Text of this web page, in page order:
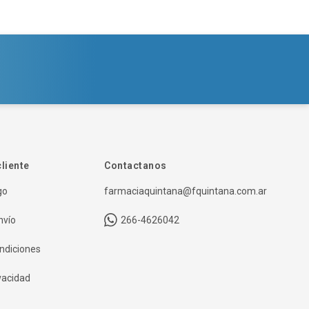
Contactanos
farmaciaquintana@fquintana.com.ar
266-4626042